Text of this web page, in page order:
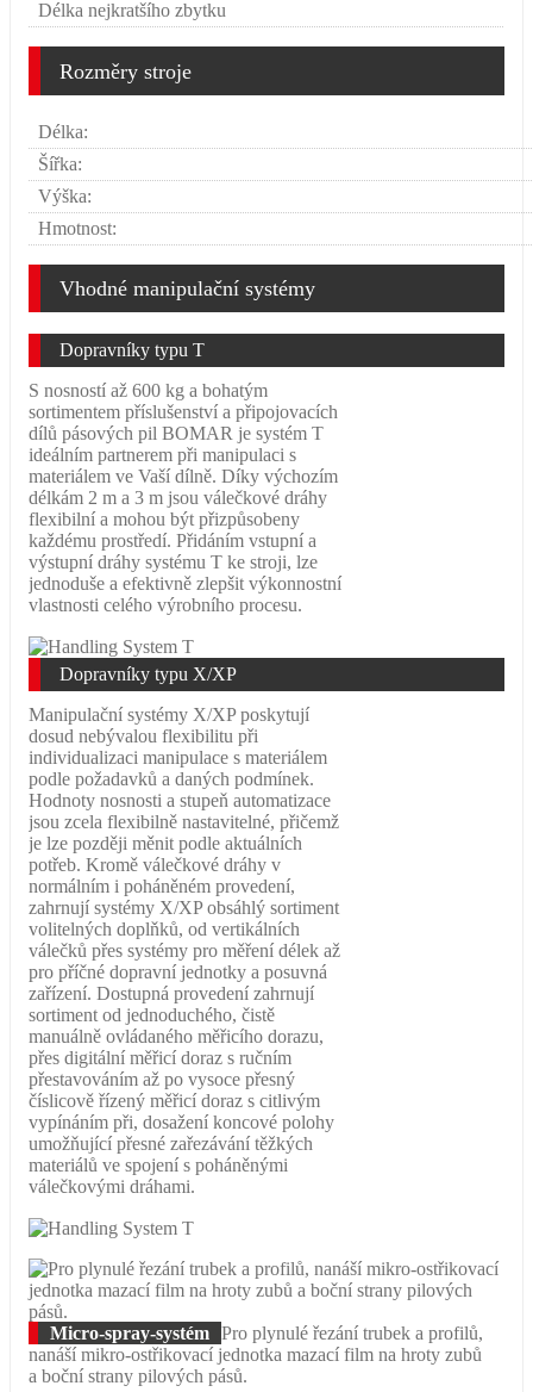
Délka nejkratšího zbytku
Rozměry stroje
Délka:
Šířka:
Výška:
Hmotnost:
Vhodné manipulační systémy
Dopravníky typu T
S nosností až 600 kg a bohatým
sortimentem příslušenství a připojovacích
dílů pásových pil BOMAR je systém T
ideálním partnerem při manipulaci s
materiálem ve Vaší dílně. Díky výchozím
délkám 2 m a 3 m jsou válečkové dráhy
flexibilní a mohou být přizpůsobeny
každému prostředí. Přidáním vstupní a
výstupní dráhy systému T ke stroji, lze
jednoduše a efektivně zlepšit výkonnostní
vlastnosti celého výrobního procesu.
Dopravníky typu X/XP
Manipulační systémy X/XP poskytují
dosud nebývalou flexibilitu při
individualizaci manipulace s materiálem
podle požadavků a daných podmínek.
Hodnoty nosnosti a stupeň automatizace
jsou zcela flexibilně nastavitelné, přičemž
je lze později měnit podle aktuálních
potřeb. Kromě válečkové dráhy v
normálním i poháněném provedení,
zahrnují systémy X/XP obsáhlý sortiment
volitelných doplňků, od vertikálních
válečků přes systémy pro měření délek až
pro příčné dopravní jednotky a posuvná
zařízení. Dostupná provedení zahrnují
sortiment od jednoduchého, čistě
manuálně ovládaného měřicího dorazu,
přes digitální měřicí doraz s ručním
přestavováním až po vysoce přesný
číslicově řízený měřicí doraz s citlivým
vypínáním při, dosažení koncové polohy
umožňující přesné zařezávání těžkých
materiálů ve spojení s poháněnými
válečkovými dráhami.
Micro-spray-systém Pro plynulé řezání trubek a profilů,
nanáší mikro-ostřikovací jednotka mazací film na hroty zubů
a boční strany pilových pásů.